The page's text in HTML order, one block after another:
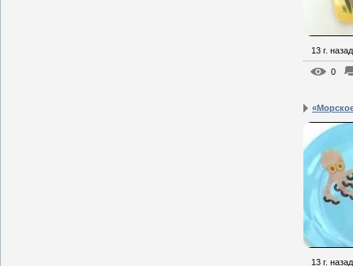
13 г. назад
0
13 г. назад